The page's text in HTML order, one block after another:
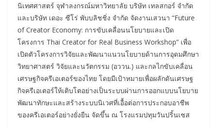
นิเทศศาสตร์ จุฬาลงกรณ์มหาวิทยาลัย บริษัท เทลสกอร์ จำกัด
และบริษัท เดอะ ซีโร่ พับบลิชชิ่ง จำกัด จัดงานเสวนา “Future
of Creator Economy: การขับเคลื่อนนโยบายและเปิด
โครงการ Thai Creator for Real Business Workshop” เพื่อ
เปิดตัวโครงการวิจัยและพัฒนาแนวนโยบายด้านการอุดมศึกษา
วิทยาศาสตร์ วิจัยและนวัตกรรม (อววน.) และกลไกขับเคลื่อน
เศรษฐกิจครีเอเตอร์ของไทย โดยมีเป้าหมายเพื่อผลักดันเศรษฐ
กิจครีเอเตอร์ให้เติบโตอย่างเป็นระบบผ่านการออกแบบนโยบาย
พัฒนาทักษะและสร้างระบบนิเวศที่เอื้อต่อการประกอบอาชีพ
ของครีเอเตอร์อย่างยั่งยืน จัดขึ้น ณ โรงแรมปทุมวันปริ้นเซส